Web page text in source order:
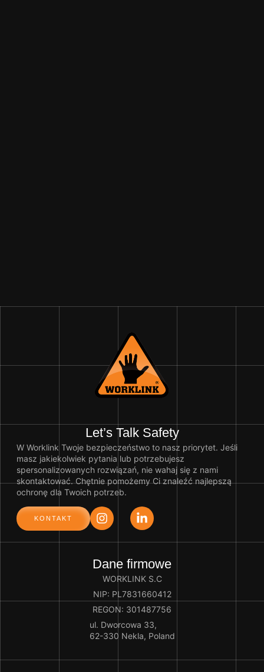
Let’s Talk Safety
W Worklink Twoje bezpieczeństwo to nasz priorytet. Jeśli
masz jakiekolwiek pytania lub potrzebujesz
spersonalizowanych rozwiązań, nie wahaj się z nami
skontaktować. Chętnie pomożemy Ci znaleźć najlepszą
ochronę dla Twoich potrzeb.
KONTAKT
Dane firmowe
WORKLINK S.C
NIP: PL7831660412
REGON: 301487756
ul. Dworcowa 33,
62-330 Nekla, Poland